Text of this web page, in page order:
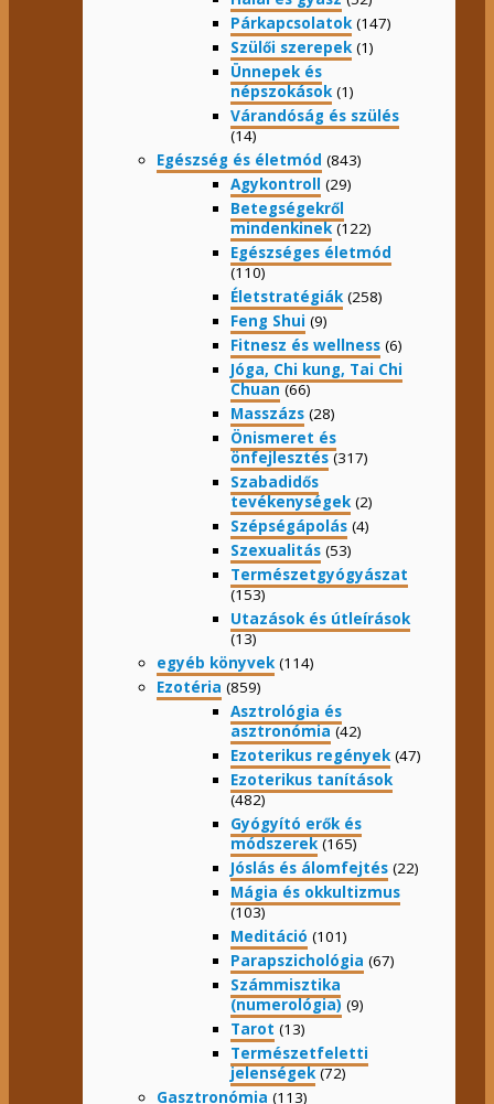
Párkapcsolatok (147)
Szülői szerepek (1)
Ünnepek és
népszokások (1)
Várandóság és szülés
(14)
Egészség és életmód (843)
Agykontroll
(29)
Betegségekről
mindenkinek (122)
Egészséges életmód
(110)
Életstratégiák (258)
Feng Shui (9)
Fitnesz és wellness (6)
Jóga, Chi kung, Tai Chi
Chuan (66)
Masszázs (28)
Önismeret és
önfejlesztés (317)
Szabadidős
tevékenységek (2)
Szépségápolás (4)
Szexualitás (53)
Természetgyógyászat
(153)
Utazások és útleírások
(13)
egyéb könyvek (114)
Ezotéria (859)
Asztrológia és
asztronómia (42)
Ezoterikus regények (47)
Ezoterikus tanítások
(482)
Gyógyító erők és
módszerek (165)
Jóslás és álomfejtés (22)
Mágia és okkultizmus
(103)
Meditáció (101)
Parapszichológia (67)
Számmisztika
(numerológia) (9)
Tarot (13)
Természetfeletti
jelenségek (72)
Gasztronómia (113)